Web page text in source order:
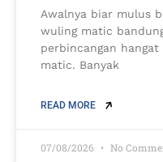
Awalnya biar mulus
wuling matic
perbincangan
matic. Banyak
READ MORE
07/08/2026 No